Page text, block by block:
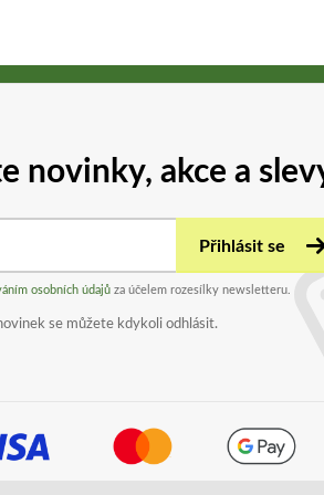
novinky, akce a
Přihlásit se
osobních údajů za účelem rozesílky newsletteru.
se můžete kdykoli odhlásit.